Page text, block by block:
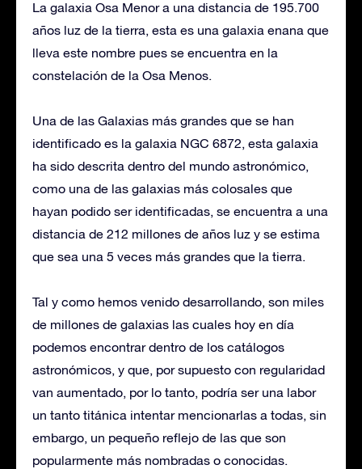
La galaxia Osa Menor a una distancia de 195.700
años luz de la tierra, esta es una galaxia enana que
lleva este nombre pues se encuentra en la
constelación de la Osa Menos.
Una de las Galaxias más grandes que se han
identificado es la galaxia NGC 6872, esta galaxia
ha sido descrita dentro del mundo astronómico,
como una de las galaxias más colosales que
hayan podido ser identificadas, se encuentra a una
distancia de 212 millones de años luz y se estima
que sea una 5 veces más grandes que la tierra.
Tal y como hemos venido desarrollando, son miles
de millones de galaxias las cuales hoy en día
podemos encontrar dentro de los catálogos
astronómicos, y que, por supuesto con regularidad
van aumentado, por lo tanto, podría ser una labor
un tanto titánica intentar mencionarlas a todas, sin
embargo, un pequeño reflejo de las que son
popularmente más nombradas o conocidas.